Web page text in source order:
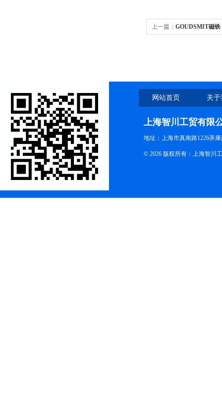
上一篇： GOUDSMIT磁铁
网站首页 关
上海智川工贸有限
地址：上海市真南路1226弄
© 2026 版权所有：上海智川